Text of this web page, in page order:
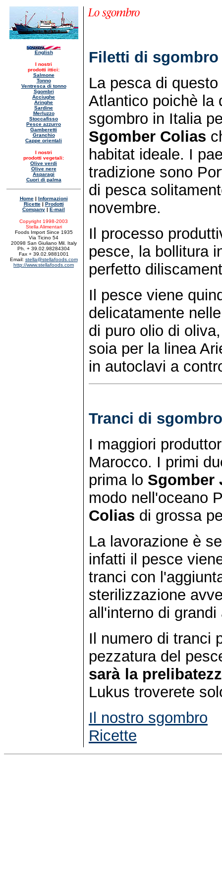
English
I nostri
prodotti ittici:
Salmone
Tonno
Ventresca di tonno
Sgombri
Acciughe
Aringhe
Sardine
Merluzzo
Stoccafisso
Pesce azzurro
Gamberetti
Granchio
Cappe orientali
I nostri
prodotti vegetali:
Olive verdi
Olive nere
Asparagi
Cuori di palma
Home| Informazioni
Ricette| Prodotti
Company | E-mail
Copyright 1998-2003
Stella Alimentari
Foods Import Since 1935
Via Ticino 54
20098 San Giuliano Mil. Italy
Ph. + 39.02.98284304
Fax + 39.02.9881001
Email: stella@stellafoods.com
http://www.stellafoods.com
Filetti di
La pesca di
Atlantico poichè la
sgombro in Italia
Sgomber Colias
habitat ideale. I
tradizione sono
di pesca
novembre.
Il processo
pesce, la bollitura
perfetto
Il pesce viene
delicatamente
di puro olio di
soia per la linea
in autoclavi a
Tranci di
I maggiori
Marocco. I primi
prima lo Sgomber
modo nell'oceano
Colias di grossa
La lavorazione è
infatti il pesce
tranci con
sterilizzazione
all'interno di
Il numero di tranci
pezzatura del
sarà- la
Lukus troverete
Il nostro sgombro
Ricette